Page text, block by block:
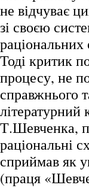
не відчуває
зі своєю
Тоді критик
процесу, не
справжнього
Т.Шевченка,
раціональні
сприймав як
(праця